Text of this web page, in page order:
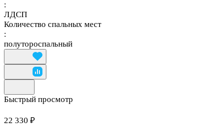
:
ЛДСП
Количество спальных мест
:
полутороспальный
Быстрый просмотр
22 330 ₽